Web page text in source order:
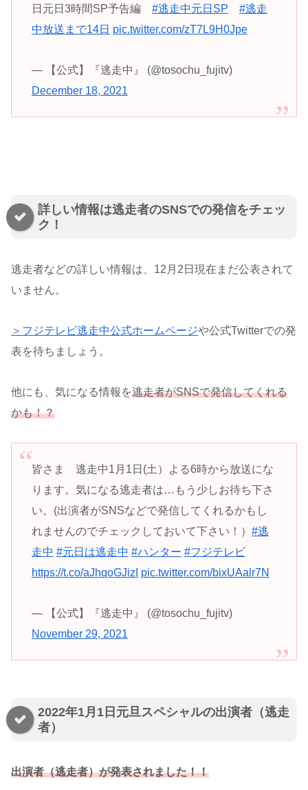
日元日3時間SP予告編 #逃走中元日SP
#逃走
中放送まで14日 pic.twitter.com/zT7L9H0Jpe
— 【公式】『逃走中』 (@tosochu_fujitv)
December 18, 2021
詳しい情報は逃走者のSNSでの発信をチェッ
ク！
逃走者などの詳しい情報は、12月2日現在まだ公表されて
いません。
＞フジテレビ逃走中公式ホームページや公式Twitterでの発
表を待ちましょう。
他にも、気になる情報を逃走者がSNSで発信してくれる
かも！？
皆さま 逃走中1月1日(土）よる6時から放送にな
ります。気になる逃走者は…もう少しお待ち下さ
い。(出演者がSNSなどで発信してくれるかもし
れませんのでチェックしておいて下さい！） #逃
走中 #元日は逃走中 #ハンター #フジテレビ
https://t.co/aJhqoGJizI pic.twitter.com/bixUAalr7N
— 【公式】『逃走中』 (@tosochu_fujitv)
November 29, 2021
2022年1月1日元旦スペシャルの出演者（逃走
者）
出演者（逃走者）が発表されました！！